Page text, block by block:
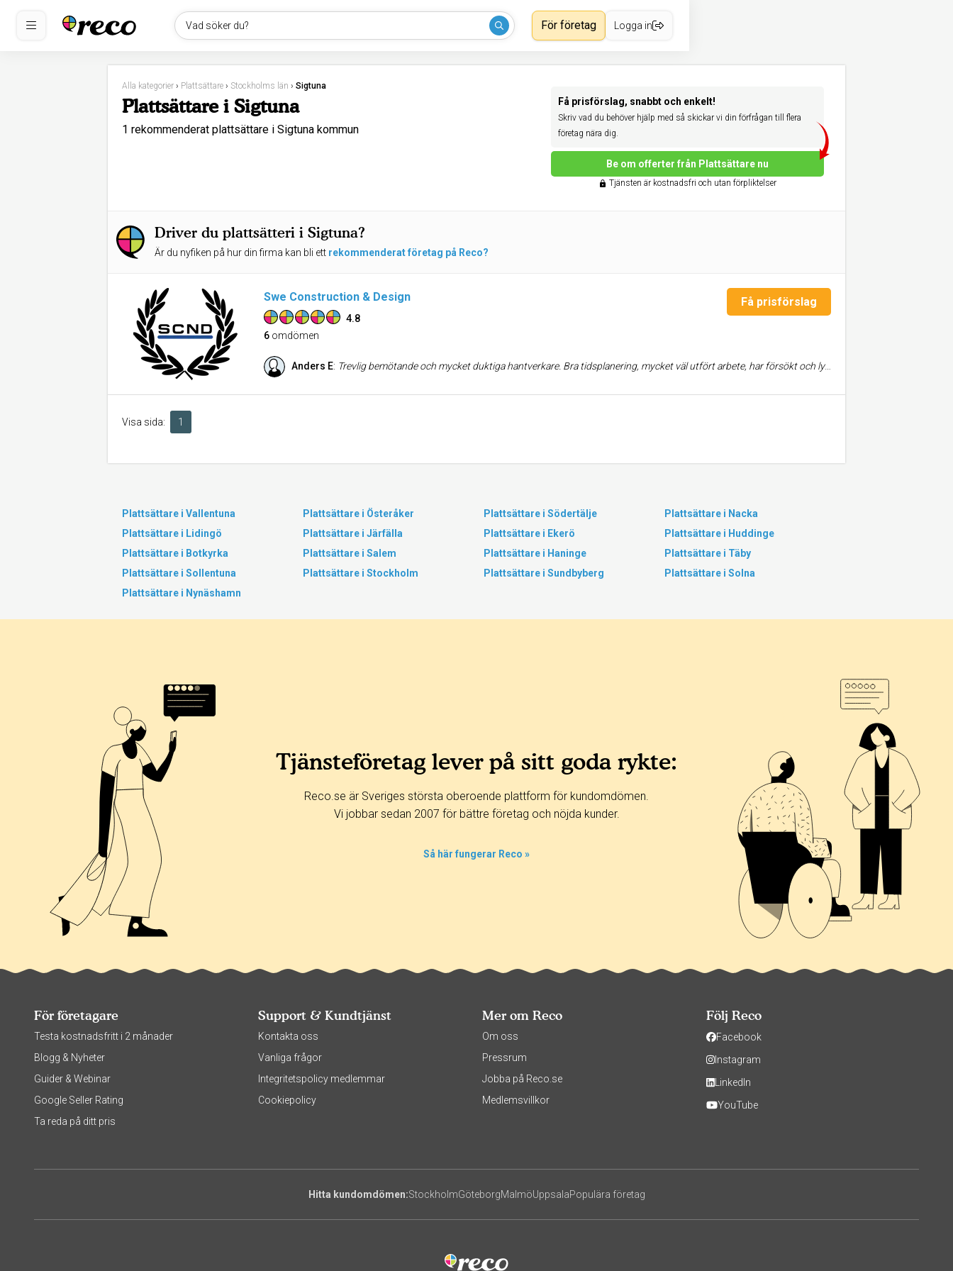
Vad söker du? För företag Logga in
Alla kategorier › Plattsättare › Stockholms län › Sigtuna
Plattsättare i Sigtuna
1 rekommenderat plattsättare i Sigtuna kommun
Få prisförslag, snabbt och enkelt!
Skriv vad du behöver hjälp med så skickar vi din förfrågan till flera
företag nära dig.
Be om offerter från Plattsättare nu
Tjänsten är kostnadsfri och utan förpliktelser
Driver du plattsätteri i Sigtuna?
Är du nyfiken på hur din firma kan bli ett rekommenderat företag på Reco?
Swe Construction & Design
4.8
6 omdömen
Få prisförslag
Anders E: Trevlig bemötande och mycket duktiga hantverkare. Bra tidsplanering, mycket väl utfört arbete, har försökt och lyckats hålla en bra prisnivå. Kommer att anlita dem i fortsättningen. Anders Ekfalk
Visa sida: 1
Plattsättare i Vallentuna Plattsättare i Österåker Plattsättare i Södertälje
Plattsättare i Nacka
Plattsättare i Lidingö
Plattsättare i Järfälla Plattsättare i Ekerö
Plattsättare i Huddinge
Plattsättare i Botkyrka
Plattsättare i Salem Plattsättare i Haninge
Plattsättare i Täby
Plattsättare i Sollentuna
Plattsättare i Stockholm Plattsättare i Sundbyberg
Plattsättare i Solna
Plattsättare i Nynäshamn
Tjänsteföretag lever på sitt goda rykte:
Reco.se är Sveriges största oberoende plattform för kundomdömen.
Vi jobbar sedan 2007 för bättre företag och nöjda kunder.
Så här fungerar Reco »
För företagare
Testa kostnadsfritt i 2 månader
Blogg & Nyheter
Guider & Webinar
Google Seller Rating
Ta reda på ditt pris
Support & Kundtjänst
Kontakta oss
Vanliga frågor
Integritetspolicy medlemmar
Cookiepolicy
Mer om Reco
Om oss
Pressrum
Jobba på Reco.se
Medlemsvillkor
Följ Reco
Facebook
Instagram
LinkedIn
YouTube
Hitta kundomdömen:StockholmGöteborgMalmöUppsalaPopulära företag